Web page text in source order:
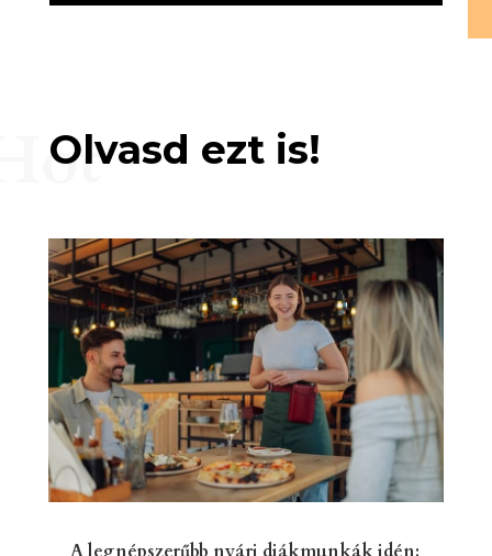
Olvasd ezt is!